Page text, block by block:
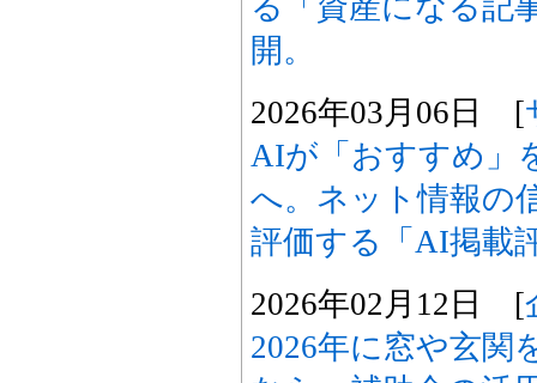
る「資産になる記
開。
2026年03月06日 [
AIが「おすすめ」
へ。ネット情報の
評価する「AI掲載
2026年02月12日 [
2026年に窓や玄関